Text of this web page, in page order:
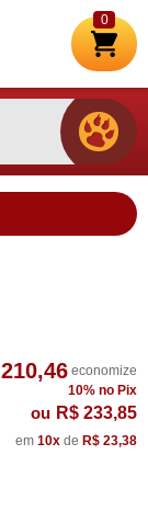
0
R$ 233,85
economize
10% no Pix
em 10x de R$ 23,38